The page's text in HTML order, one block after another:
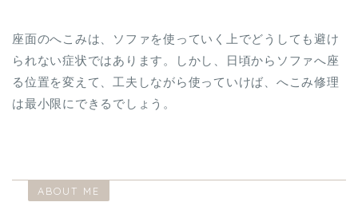
座面のへこみは、ソファを使っていく上でどうしても避け
られない症状ではあります。しかし、日頃からソファへ座
る位置を変えて、工夫しながら使っていけば、へこみ修理
は最小限にできるでしょう。
ABOUT ME